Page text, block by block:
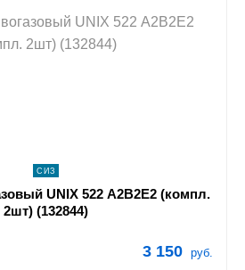
В КОРЗИНУ
СИЗ
UNIX 522 А2В2Е2 (компл.
2шт) (132844)
3 150 руб.